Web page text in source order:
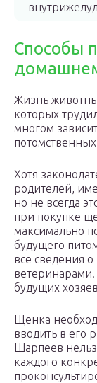
Способы
Жизнь
которых
многом
Хотя
родителей,
но не всегда
при покупке
максимально
будущего
все сведения
будущих
Щенка
вводить в его
Шарпеев
каждого